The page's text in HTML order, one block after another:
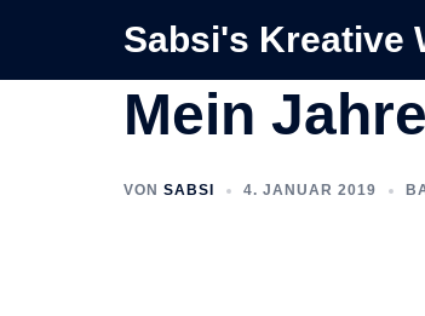
springen
Sabsi's Kreative
Mein
VON SABSI 4. JANUAR 2019